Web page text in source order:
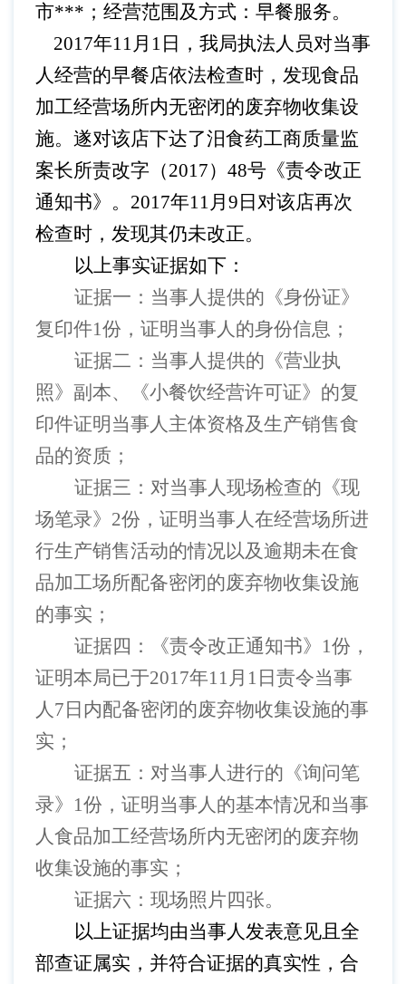
市*** ；经营范围及方式：早餐服务。
2017年11月 1 日，我局执法人员对当事
人经营的早餐店依法检查时，发现食品
加工经营场所内无密闭的废弃物收集设
施。遂对该店下达了汨食药工商质量监
案长所责改字（2017） 48号 《责令改正
通知书》 。 2017年11月 9 日对该店再次
检查时，发现其仍未改正。
以上事实证据如下：
证据一：当事人提供的《身份证》
复印件1份，证明当事人的身份信息；
证据二：当事人提供的《营业执
照》副本、《小餐饮经营许可证》的复
印件证明当事人主体资格及生产销售食
品的资质；
证据三：对当事人现场检查的《现
场笔录》 2份，证明当事人在经营场所进
行生产销售活动的情况以及逾期未在食
品加工场所配备密闭的废弃物收集设施
的事实；
证据四：《责令改正通知书》 1份，
证明本局已于2017年11 月 1 日责令当事
人7 日内配备密闭的废弃物收集设施的事
实；
证据五：对当事人进行的《询问笔
录》 1份，证明当事人的基本情况和当事
人食品加工经营场所内无密闭的废弃物
收集设施的事实；
证据六：现场照片四张。
以上证据均由当事人发表意见且全
部查证属实，并符合证据的真实性，合